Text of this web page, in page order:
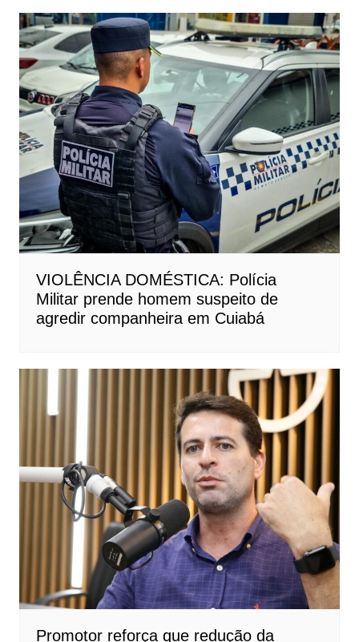
VIOLÊNCIA DOMÉSTICA: Polícia
Militar prende homem suspeito de
agredir companheira em Cuiabá
Promotor reforça que redução da